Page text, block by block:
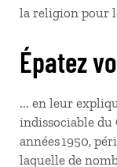
la religion pour
Épatez
... en leur
indissociable du
années 1950,
laquelle de